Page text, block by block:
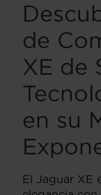
de
XE de
en su
El Jaguar XE